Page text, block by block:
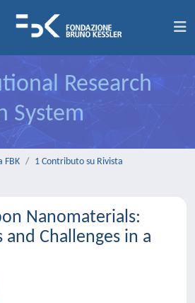
Research
System
FBK
1 Contributo su Rivista
Nanomaterials:
Challenges in a